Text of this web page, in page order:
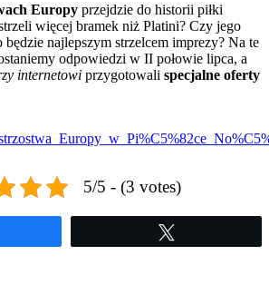
Europy przejdzie do historii piłki
więcej bramek niż Platini? Czy jego
najlepszym strzelcem imprezy? Na te
odpowiedzi w II połowie lipca, a
internetowi przygotowali specjalne oferty
5/5 - (3 votes)